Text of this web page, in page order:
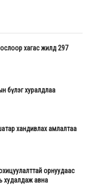
хагас жилд 297
бүлэг хуралдлаа
хандивлах амлалтаа
орнуудаас
худалдаж авна